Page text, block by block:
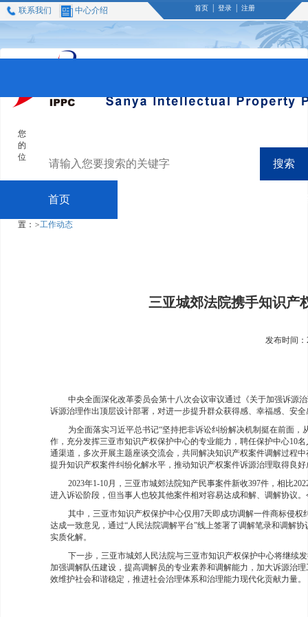
联系我们 中心介绍 首页 登录 注册
搜索
首页
您
的
位
置： >工作动态
三亚城郊法院携手知识产
发布时间
中央全面深化改革委员会第十八次会议审议通过《关于加强诉源
诉源治理作出顶层设计部署，对进一步提升群众获得感、幸福感、安
为全面落实习近平总书记“坚持把非诉讼纠纷解决机制挺在前面
作，充分发挥三亚市知识产权保护中心的专业能力，聘任保护中心10
通渠道，多次开展主题座谈交流会，共同解决知识产权案件调解过程
提升知识产权案件纠纷化解水平，推动知识产权案件诉源治理取得良好
2023年1-10月，三亚市城郊法院知产民事案件新收397件，相比
进入诉讼阶段，但当事人也较其他案件相对容易达成和解、调解协议
其中，三亚市知识产权保护中心仅用7天即成功调解一件商标侵
达成一致意见，通过“人民法院调解平台”线上签署了调解笔录和调解
实质化解。
下一步，三亚市城郊人民法院与三亚市知识产权保护中心将继续
加强调解队伍建设，提高调解员的专业素养和调解能力，加大诉源治
效维护社会和谐稳定，推进社会治理体系和治理能力现代化贡献力量。